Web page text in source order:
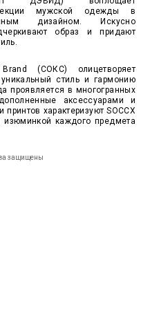
мужской одежды в
дизайном. Искусно
образ и придают
(СОКС) олицетворяет
стиль и гармонию
проявляется в многогранных
аксессуарами и
характеризуют SOCCX
изюминкой каждого предмета
защищены